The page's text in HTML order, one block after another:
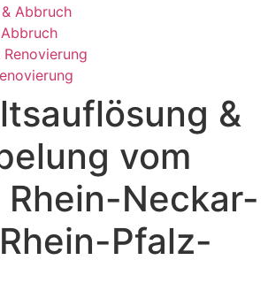
&
vom
Rhein-Neckar-
Pfalz-